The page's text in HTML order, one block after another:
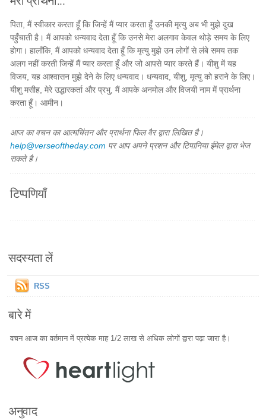
पिता, मैं स्वीकार करता हूँ कि जिन्हें मैं प्यार करता हूँ उनकी मृत्यु अब भी मुझे दुख
पहुँचाती है। मैं आपको धन्यवाद देता हूँ कि उनसे मेरा अलगाव केवल थोड़े समय के लिए
होगा। हालाँकि, मैं आपको धन्यवाद देता हूँ कि मृत्यु मुझे उन लोगों से लंबे समय तक
अलग नहीं करती जिन्हें मैं प्यार करता हूँ और जो आपसे प्यार करते हैं। यीशु में यह
विजय, यह आश्वासन मुझे देने के लिए धन्यवाद। धन्यवाद, यीशु, मृत्यु को हराने के लिए।
यीशु मसीह, मेरे उद्धारकर्ता और प्रभु, मैं आपके अनमोल और विजयी नाम में प्रार्थना
करता हूँ। आमीन।
आज का वचन का आत्मचिंतन और प्रार्थना फिल वैर द्वारा लिखित है।
help@verseoftheday.com पर आप अपने प्रशन और टिपानिया ईमेल द्वारा भेज
सकते है।
टिप्पणियाँ
सदस्यता लें
RSS
बारे में
वचन आज का वर्तमान में प्रत्येक माह 1/2 लाख से अधिक लोगों द्वारा पढ़ा जारा है।
अनुवाद